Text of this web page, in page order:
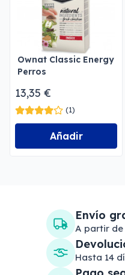
Ownat Classic Energy
Perros
13,35 €
(1)
Añadir
Envío
A partir de
Hasta 14